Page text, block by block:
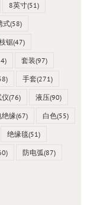
8英寸(51)
式(58)
锯(47)
套装(97)
手套(271)
仪(76) 液压(90)
绝缘(67) 白色(55)
绝缘毯(51)
防电弧(87)